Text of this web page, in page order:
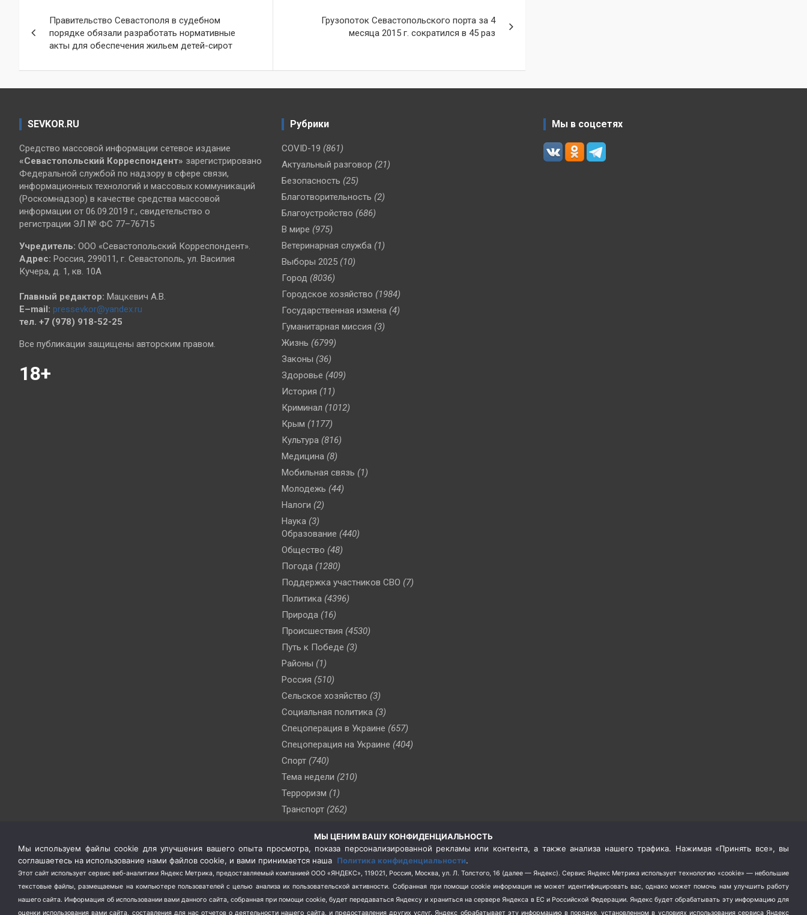
по
записям
Правительство Севастополя в судебном
порядке обязали разработать нормативные
акты для обеспечения жильем детей-сирот
Грузопоток Севастопольского порта за 4
месяца 2015 г. сократился в 45 раз
SEVKOR.RU
Средство массовой информации сетевое издание
«Севастопольский Корреспондент» зарегистрировано
Федеральной службой по надзору в сфере связи,
информационных технологий и массовых коммуникаций
(Роскомнадзор) в качестве средства массовой
информации от 06.09.2019 г., свидетельство о
регистрации ЭЛ № ФС 77–76715
Учредитель: ООО «Севастопольский Корреспондент».
Адрес: Россия, 299011, г. Севастополь, ул. Василия
Кучера, д. 1, кв. 10А
Главный редактор: Мацкевич А.В.
E–mail: pressevkor@yandex.ru
тел. +7 (978) 918-52-25
Все публикации защищены авторским правом.
18+
Рубрики
COVID-19 (861)
Актуальный разговор (21)
Безопасность (25)
Благотворительность (2)
Благоустройство (686)
В мире (975)
Ветеринарная служба (1)
Выборы 2025 (10)
Город (8036)
Городское хозяйство (1984)
Государственная измена (4)
Гуманитарная миссия (3)
Жизнь (6799)
Законы (36)
Здоровье (409)
История (11)
Криминал (1012)
Крым (1177)
Культура (816)
Медицина (8)
Мобильная связь (1)
Молодежь (44)
Налоги (2)
Наука (3)
Образование (440)
Общество (48)
Погода (1280)
Поддержка участников СВО (7)
Политика (4396)
Природа (16)
Происшествия (4530)
Путь к Победе (3)
Районы (1)
Россия (510)
Сельское хозяйство (3)
Социальная политика (3)
Спецоперация в Украине (657)
Спецоперация на Украине (404)
Спорт (740)
Тема недели (210)
Терроризм (1)
Транспорт (262)
(76)
Цены (2)
Школа и спорт (2)
Экология (8)
Экономика
(1172)
Мы в соцсетях
МЫ ЦЕНИМ ВАШУ КОНФИДЕНЦИАЛЬНОСТЬ
Мы используем файлы cookie для улучшения вашего опыта просмотра, показа персонализированной рекламы или контента, а также анализа нашего трафика. Нажимая «Принять все», вы
соглашаетесь на использование нами файлов cookie, и вами принимается наша Политика конфиденциальности.
Этот сайт использует сервис веб-аналитики Яндекс Метрика, предоставляемый компанией ООО «ЯНДЕКС», 119021, Россия, Москва, ул. Л. Толстого, 16 (далее — Яндекс). Сервис Яндекс Метрика использует технологию «cookie» — небольшие
текстовые файлы, размещаемые на компьютере пользователей с целью анализа их пользовательской активности. Собранная при помощи cookie информация не может идентифицировать вас, однако может помочь нам улучшить работу
нашего сайта. Информация об использовании вами данного сайта, собранная при помощи cookie, будет передаваться Яндексу и храниться на сервере Яндекса в ЕС и Российской Федерации. Яндекс будет обрабатывать эту информацию для
оценки использования вами сайта, составления для нас отчетов о деятельности нашего сайта, и предоставления других услуг. Яндекс обрабатывает эту информацию в порядке, установленном в условиях использования сервиса Яндекс